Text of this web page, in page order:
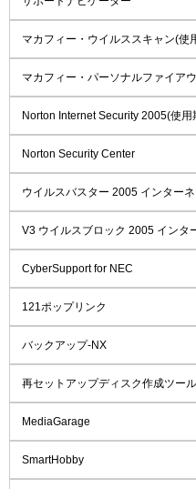
マカフィー・ウイルススキャン(使
マカフィー・パーソナルファイア
Norton Internet Security 2005(使用
Norton Security Center
ウイルスバスター 2005 インター
V3 ウイルスブロック 2005 インタ
CyberSupport for NEC
121ポップリンク
バックアップ-NX
再セットアップディスク作成ツー
MediaGarage
SmartHobby